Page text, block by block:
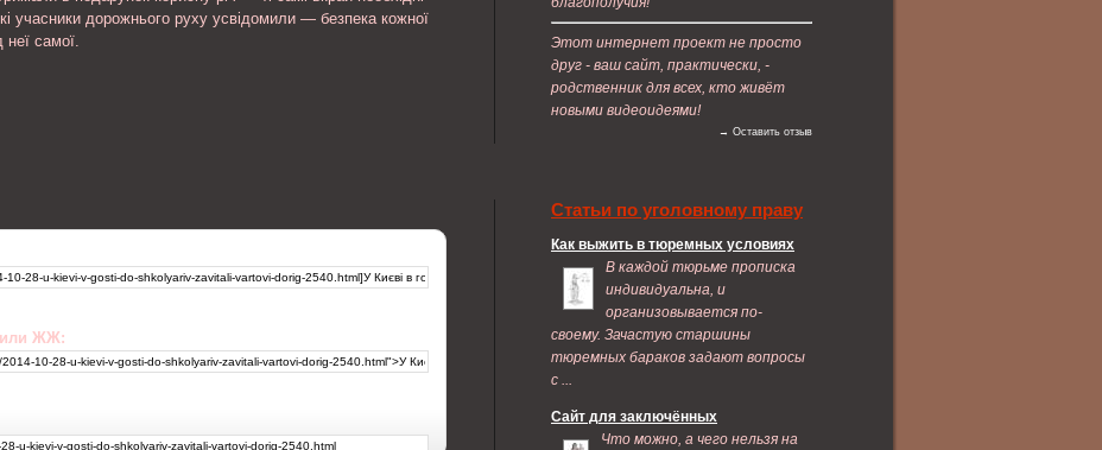
учасники дорожнього руху усвідомили — безпека кожної
самої.
или ЖЖ:
Этот интернет проект не просто
друг - ваш сайт, практически, -
родственник для всех, кто живёт
новыми видеоидеями!
→ Оставить отзыв
Статьи по уголовному праву
Как выжить в тюремных условиях
В каждой тюрьме прописка
индивидуальна, и
организовывается по-
своему. Зачастую старшины
тюремных бараков задают вопросы
с ...
Сайт для заключённых
Что можно, а чего нельзя на